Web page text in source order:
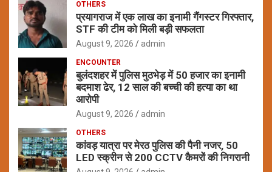
OTHERS
प्रयागराज में एक लाख का इनामी गैंगस्टर गिरफ्तार,
STF की टीम को मिली बड़ी सफलता
August 9, 2026 admin
ENCOUNTER
बुलंदशहर में पुलिस मुठभेड़ में 50 हजार का इनामी
बदमाश ढेर, 12 साल की बच्ची की हत्या का था
आरोपी
August 9, 2026 admin
OTHERS
कांवड़ यात्रा पर मेरठ पुलिस की पैनी नजर, 50
LED स्क्रीन से 200 CCTV कैमरों की निगरानी